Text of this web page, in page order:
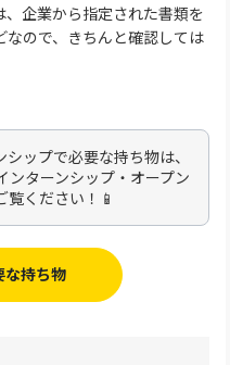
企業から指定された書類を
ので、きちんと確認しては
ップで必要な持ち物は、
ンターンシップ・オープン
ください！📱
な持ち物